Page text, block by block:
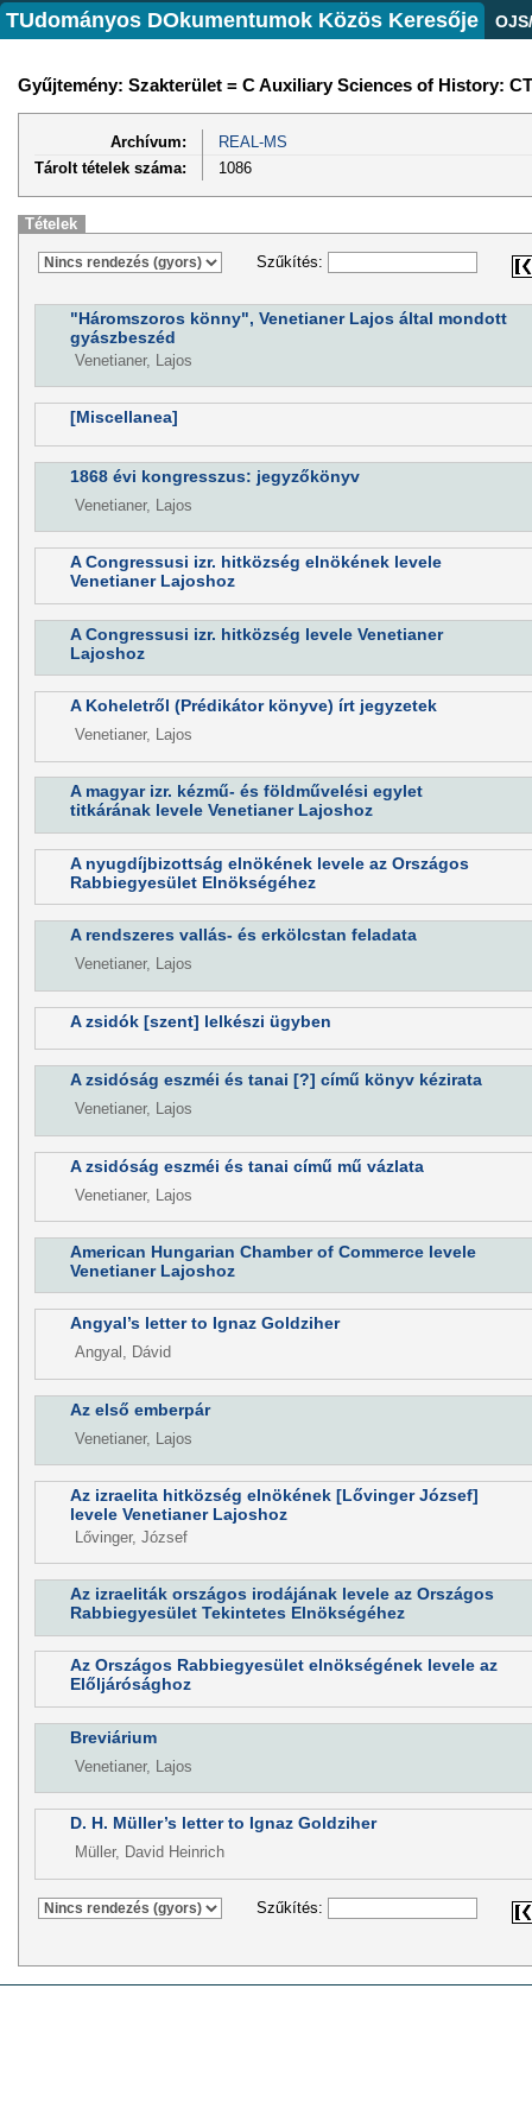
TUdományos DOkumentumok Közös Keresője
Gyűjtemény: Szakterület = C Auxiliary Sciences of History:
Archívum:
REAL-MS
Tárolt tételek száma:
1086
Tételek
Szűkítés:
"Háromszoros könny", Venetianer Lajos által mondott
gyászbeszéd
Venetianer, Lajos
[Miscellanea]
1868 évi kongresszus: jegyzőkönyv
Venetianer, Lajos
A Congressusi izr. hitközség elnökének levele
Venetianer Lajoshoz
A Congressusi izr. hitközség levele Venetianer
Lajoshoz
A Koheletről (Prédikátor könyve) írt jegyzetek
Venetianer, Lajos
A magyar izr. kézmű- és földművelési egylet
titkárának levele Venetianer Lajoshoz
A nyugdíjbizottság elnökének levele az Országos
Rabbiegyesület Elnökségéhez
A rendszeres vallás- és erkölcstan feladata
Venetianer, Lajos
A zsidók [szent] lelkészi ügyben
A zsidóság eszméi és tanai [?] című könyv kézirata
Venetianer, Lajos
A zsidóság eszméi és tanai című mű vázlata
Venetianer, Lajos
American Hungarian Chamber of Commerce levele
Venetianer Lajoshoz
Angyal’s letter to Ignaz Goldziher
Angyal, Dávid
Az első emberpár
Venetianer, Lajos
Az izraelita hitközség elnökének [Lővinger József]
levele Venetianer Lajoshoz
Lővinger, József
Az izraeliták országos irodájának levele az Országos
Rabbiegyesület Tekintetes Elnökségéhez
Az Országos Rabbiegyesület elnökségének levele az
Előljárósághoz
Breviárium
Venetianer, Lajos
D. H. Müller’s letter to Ignaz Goldziher
Müller, David Heinrich
Szűkítés: